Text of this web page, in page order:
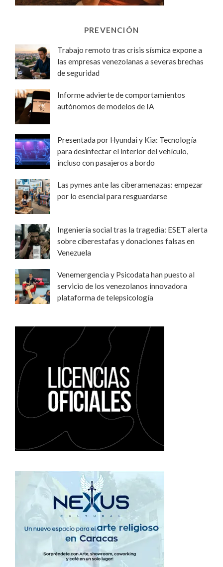
PREVENCIÓN
Trabajo remoto tras crisis sísmica expone a
las empresas venezolanas a severas brechas
de seguridad
Informe advierte de comportamientos
autónomos de modelos de IA
Presentada por Hyundai y Kia: Tecnología
para desinfectar el interior del vehículo,
incluso con pasajeros a bordo
Las pymes ante las ciberamenazas: empezar
por lo esencial para resguardarse
Ingeniería social tras la tragedia: ESET alerta
sobre ciberestafas y donaciones falsas en
Venezuela
Venemergencia y Psicodata han puesto al
servicio de los venezolanos innovadora
plataforma de telepsicología